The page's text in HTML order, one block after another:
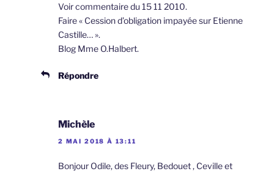
Voir commentaire du 15 11 2010.
Faire « Cession d’obligation impayée sur Etienne
Castille… ».
Blog Mme O.Halbert.
Répondre
Michèle
2 MAI 2018 À 13:11
Bonjour Odile, des Fleury, Bedouet , Ceville et